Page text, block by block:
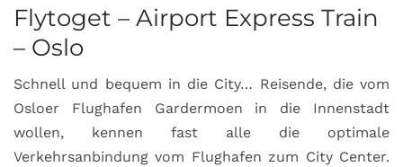
Flytoget – Airport Express Train
– Oslo
Schnell und bequem in die City… Reisende, die vom
Osloer Flughafen Gardermoen in die Innenstadt
wollen, kennen fast alle die optimale
Verkehrsanbindung vom Flughafen zum City Center.